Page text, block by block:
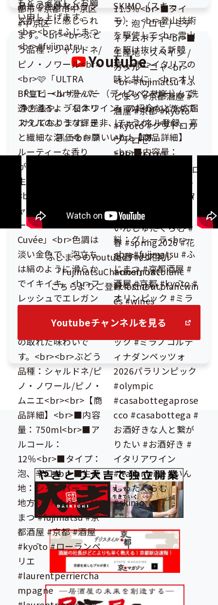
Youtube
「生ビールサーバー（ディスペンサー）」洗
浄方法や、「日本ワイン」の紹介などをお届
けしております。是非、チャンネル登録、高
評価をお願いいたします。
ふじまつのYoutubeチャンネル
「FujimatsuChannel」は、
こちらよりご登録ください。
Youtubeチャンネルを見る